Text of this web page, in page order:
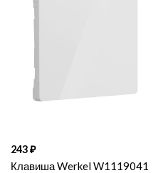
243
Клавиша Werkel W1119041